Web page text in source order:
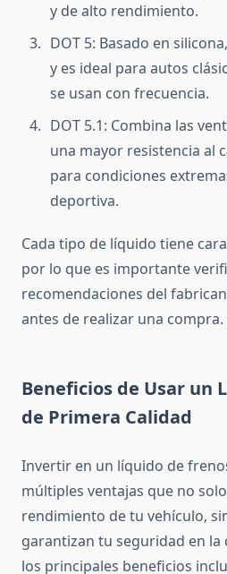
y de alto rendimiento.
DOT 5: Basado en
y es ideal para autos
se usan con frecuencia.
DOT 5.1: Combina las
una mayor resistencia al
para condiciones
deportiva.
Cada tipo de líquido tiene
por lo que es importante
recomendaciones del
antes de realizar una compra.
Beneficios de Usar un
de Primera Calidad
Invertir en un líquido de
múltiples ventajas que no
rendimiento de tu vehículo,
garantizan tu seguridad en la
los principales beneficios